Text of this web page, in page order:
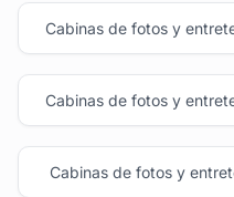
Cabinas de fotos y
Cabinas de fotos y
Cabinas de fotos y